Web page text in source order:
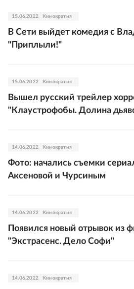
15.06.2022 Кинократия
В Сети выйдет комедия с
"Приплыли!"
15.06.2022 Кинократия
Вышел русский трейлер
"Клаустрофобы. Долина
14.06.2022 Кинократия
Фото: начались съемки
Аксеновой и Чурсиным
14.06.2022 Кинократия
Появился новый отрывок из
"Экстрасенс. Дело Софи"
14.06.2022 Кинократия